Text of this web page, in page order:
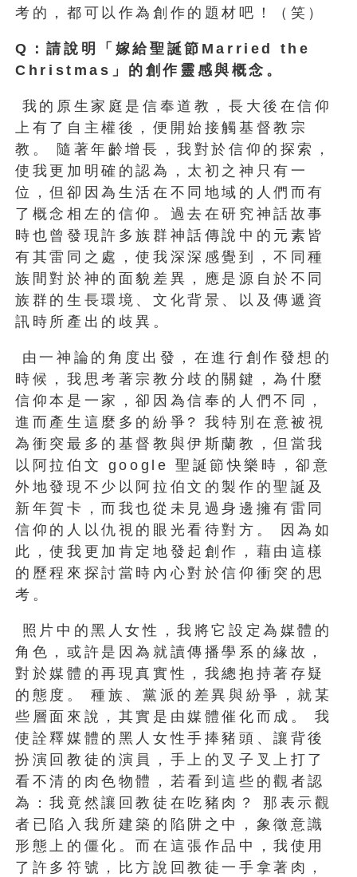
考的，都可以作為創作的題材吧！（笑）
Q ：請說明「嫁給聖誕節Married the
Christmas 」的創作靈感與概念。
我的原生家庭是信奉道教，長大後在信仰
上有了自主權後，便開始接觸基督教宗
教。 隨著年齡增長，我對於信仰的探索，
使我更加明確的認為，太初之神只有一
位，但卻因為生活在不同地域的人們而有
了概念相左的信仰。過去在研究神話故事
時也曾發現許多族群神話傳說中的元素皆
有其雷同之處，使我深深感覺到，不同種
族間對於神的面貌差異，應是源自於不同
族群的生長環境、文化背景、以及傳遞資
訊時所產出的歧異。
由一神論的角度出發，在進行創作發想的
時候，我思考著宗教分歧的關鍵，為什麼
信仰本是一家，卻因為信奉的人們不同，
進而產生這麼多的紛爭? 我特別在意被視
為衝突最多的基督教與伊斯蘭教，但當我
以阿拉伯文 google 聖誕節快樂時，卻意
外地發現不少以阿拉伯文的製作的聖誕及
新年賀卡，而我也從未見過身邊擁有雷同
信仰的人以仇視的眼光看待對方。 因為如
此，使我更加肯定地發起創作，藉由這樣
的歷程來探討當時內心對於信仰衝突的思
考。
照片中的黑人女性，我將它設定為媒體的
角色，或許是因為就讀傳播學系的緣故，
對於媒體的再現真實性，我總抱持著存疑
的態度。 種族、黨派的差異與紛爭，就某
些層面來說，其實是由媒體催化而成。 我
使詮釋媒體的黑人女性手捧豬頭、讓背後
扮演回教徒的演員，手上的叉子叉上打了
看不清的肉色物體，若看到這些的觀者認
為：我竟然讓回教徒在吃豬肉？ 那表示觀
者已陷入我所建築的陷阱之中，象徵意識
形態上的僵化。而在這張作品中，我使用
了許多符號，比方說回教徒一手拿著肉，